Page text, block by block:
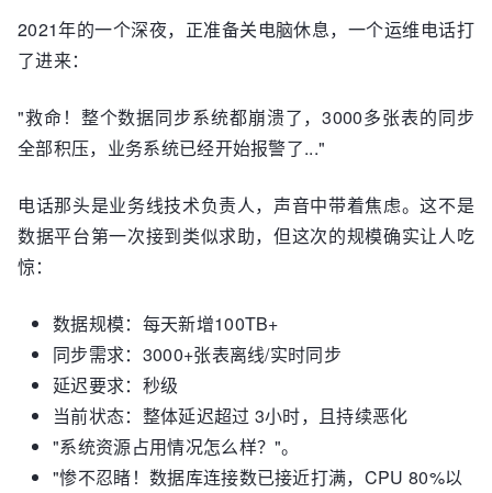
2021年的一个深夜，正准备关电脑休息，一个运维电话打
了进来：
"救命！整个数据同步系统都崩溃了，3000多张表的同步
全部积压，业务系统已经开始报警了..."
电话那头是业务线技术负责人，声音中带着焦虑。这不是
数据平台第一次接到类似求助，但这次的规模确实让人吃
惊：
数据规模：每天新增100TB+
同步需求：3000+张表离线/实时同步
延迟要求：秒级
当前状态：整体延迟超过 3小时，且持续恶化
"系统资源占用情况怎么样？"。
"惨不忍睹！数据库连接数已接近打满，CPU 80%以